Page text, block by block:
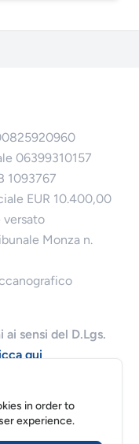
06399310157
1093767
EUR 10.400,00
Monza n.
ai sensi del D.Lgs.
qui
in order to
experience.